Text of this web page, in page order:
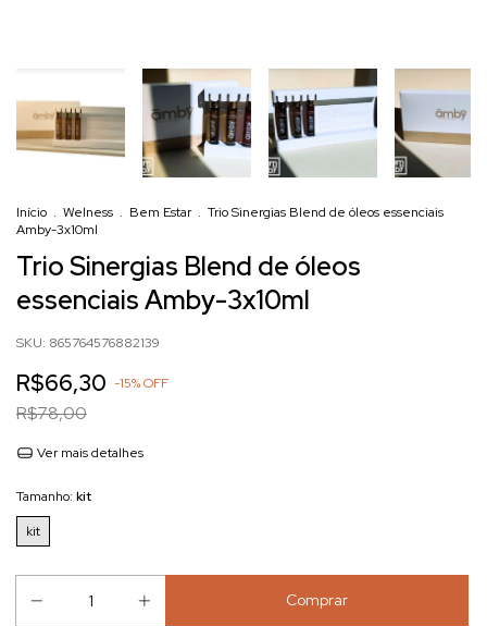
Início . Welness . Bem Estar . Trio Sinergias Blend de óleos essenciais
Amby-3x10ml
Trio Sinergias Blend de óleos
essenciais Amby-3x10ml
SKU: 865764576882139
R$66,30 -15%OFF
R$78,00
Ver mais detalhes
Tamanho: kit
kit